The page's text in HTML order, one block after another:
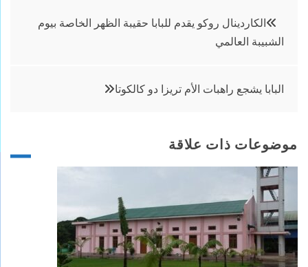
تصفّح
المقالات
الكاردينال روكو يقدم للبابا حقيبة الظهر الخاصة بيوم
الشبيبة العالمي
البابا يشجع راهبات الأم تريزا دو كالكوتا
موضوعات ذات علاقة